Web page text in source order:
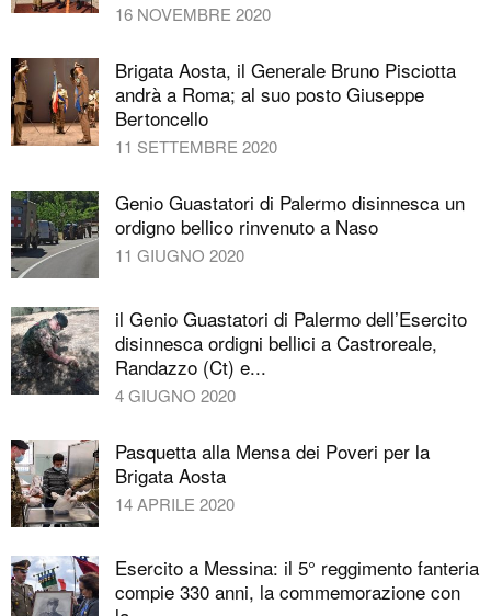
16 NOVEMBRE 2020
Brigata Aosta, il Generale Bruno Pisciotta
andrà a Roma; al suo posto Giuseppe
Bertoncello
11 SETTEMBRE 2020
Genio Guastatori di Palermo disinnesca un
ordigno bellico rinvenuto a Naso
11 GIUGNO 2020
il Genio Guastatori di Palermo dell’Esercito
disinnesca ordigni bellici a Castroreale,
Randazzo (Ct) e...
4 GIUGNO 2020
Pasquetta alla Mensa dei Poveri per la
Brigata Aosta
14 APRILE 2020
Esercito a Messina: il 5° reggimento fanteria
compie 330 anni, la commemorazione con